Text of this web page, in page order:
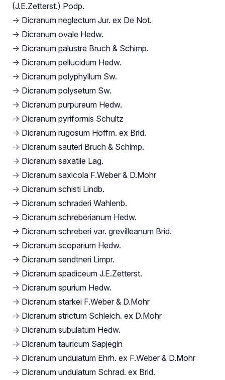
(J.E.Zetterst.) Podp.
→ Dicranum neglectum Jur. ex De Not.
→ Dicranum ovale Hedw.
→ Dicranum palustre Bruch & Schimp.
→ Dicranum pellucidum Hedw.
→ Dicranum polyphyllum Sw.
→ Dicranum polysetum Sw.
→ Dicranum purpureum Hedw.
→ Dicranum pyriformis Schultz
→ Dicranum rugosum Hoffm. ex Brid.
→ Dicranum sauteri Bruch & Schimp.
→ Dicranum saxatile Lag.
→ Dicranum saxicola F.Weber & D.Mohr
→ Dicranum schisti Lindb.
→ Dicranum schraderi Wahlenb.
→ Dicranum schreberianum Hedw.
→ Dicranum schreberi var. grevilleanum Brid.
→ Dicranum scoparium Hedw.
→ Dicranum sendtneri Limpr.
→ Dicranum spadiceum J.E.Zetterst.
→ Dicranum spurium Hedw.
→ Dicranum starkei F.Weber & D.Mohr
→ Dicranum strictum Schleich. ex D.Mohr
→ Dicranum subulatum Hedw.
→ Dicranum tauricum Sapjegin
→ Dicranum undulatum Ehrh. ex F.Weber & D.Mohr
→ Dicranum undulatum Schrad. ex Brid.